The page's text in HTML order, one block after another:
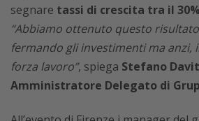
segnare tassi di crescita tra il
“Abbiamo ottenuto questo
fermando gli investimenti ma anzi,
forza lavoro”, spiega Stefano
Amministratore Delegato di